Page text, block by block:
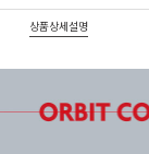
상품상세설명